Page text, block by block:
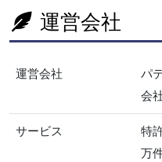
運営会社
運営会社
パ
会
サービス
特
万